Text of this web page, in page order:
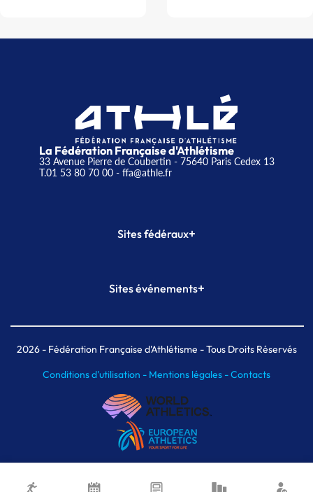
La Fédération Française d'Athlétisme
33 Avenue Pierre de Coubertin - 75640 Paris Cedex 13
T.01 53 80 70 00- ffa@athle.fr
Sites fédéraux+
Plateforme Formation
Sites événements+
Meeting de Paris indoor
MAIF Ekiden de Paris
2026- Fédération Française d'Athlétisme - Tous Droits Réservés
Conditions d'utilisation - Mentions légales -Contacts